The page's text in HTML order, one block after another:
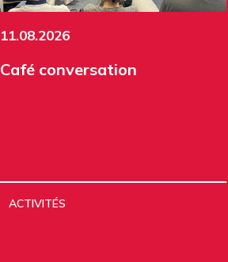
11.08.2026
Café conversation
ACTIVITÉS